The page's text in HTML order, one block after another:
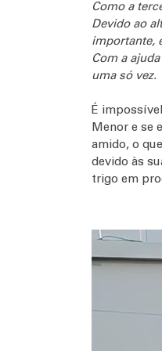
Como a
Devido ao
importante,
Com a
uma só vez.
É
Menor e se
amido, o
devido às
trigo em